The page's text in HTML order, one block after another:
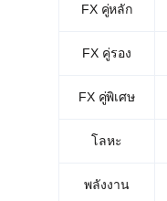
FX คู่หลัก
FX คู่รอง
FX คู่พิเศษ
โลหะ
พลังงาน